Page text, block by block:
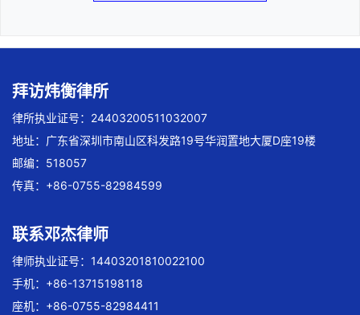
拜访炜衡律所
律所执业证号：24403200511032007
地址：广东省深圳市南山区科发路19号华润置地大厦D座19楼
邮编：518057
传真：+86-0755-82984599
联系邓杰律师
律师执业证号：14403201810022100
手机：+86-13715198118
座机：+86-0755-82984411